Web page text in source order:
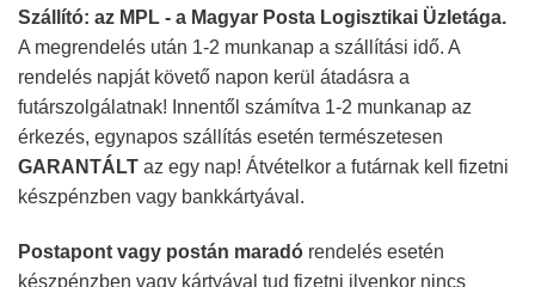
Szállító: az MPL - a Magyar Posta Logisztikai Üzletága.
A megrendelés után 1-2 munkanap a szállítási idő. A
rendelés napját követő napon kerül átadásra a
futárszolgálatnak! Innentől számítva 1-2 munkanap az
érkezés, egynapos szállítás esetén természetesen
GARANTÁLTaz egy nap! Átvételkor a futárnak kell fizetni
készpénzben vagy bankkártyával.
Postapont vagy postán maradórendelés esetén
készpénzben vagy kártyával tud fizetni ilyenkor nincs